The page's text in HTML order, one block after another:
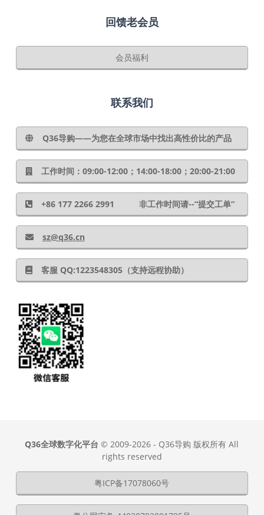
回馈老会员
会员福利
联系我们
Q36导购——为您在全球市场中找出高性价比的产品
工作时间：09:00-12:00；14:00-18:00；20:00-21:00
+86 177 2266 2991 非工作时间请--“提交工单”
sz@q36.cn
客服 QQ:1223548305（支持远程协助）
Q36全球数字化平台 © 2009-2026 - Q36导购 版权所有 All
rights reserved
粤ICP备17078060号